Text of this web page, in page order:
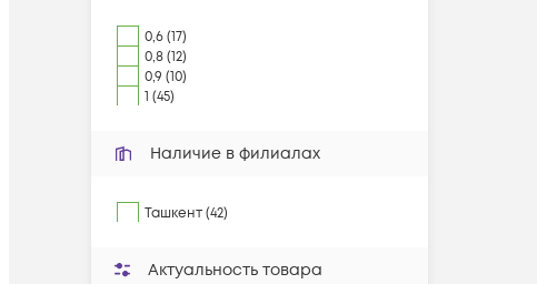
0,6 (17)
0,8 (12)
0,9 (10)
1 (45)
Наличие в филиалах
Ташкент (42)
Актуальность товара